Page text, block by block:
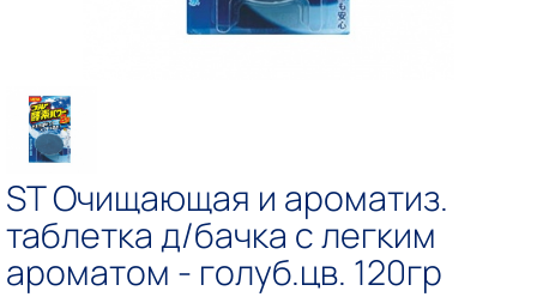
ST Очищающая и ароматиз.
таблетка д/бачка с легким
ароматом - голуб.цв. 120гр